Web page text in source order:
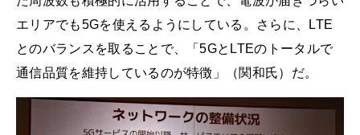
エリアでも5Gを使えるようにしている。さらに、LTE
とのバランスを取ることで、「5GとLTEのトータルで
通信品質を維持しているのが特徴」（関和氏）だ。